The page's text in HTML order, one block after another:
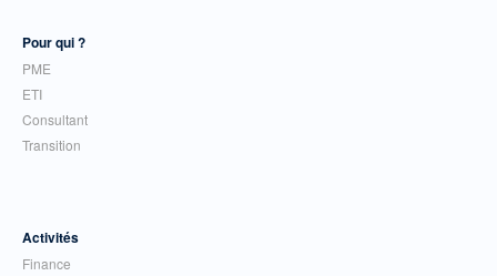
Pour qui ?
PME
ETI
Consultant
Transition
Activités
Finance